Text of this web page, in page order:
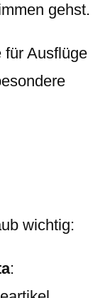
gehst.
für Ausflüge
wichtig:
: